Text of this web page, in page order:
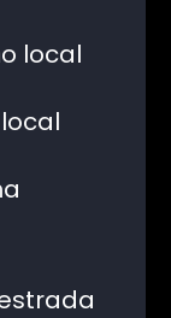
local